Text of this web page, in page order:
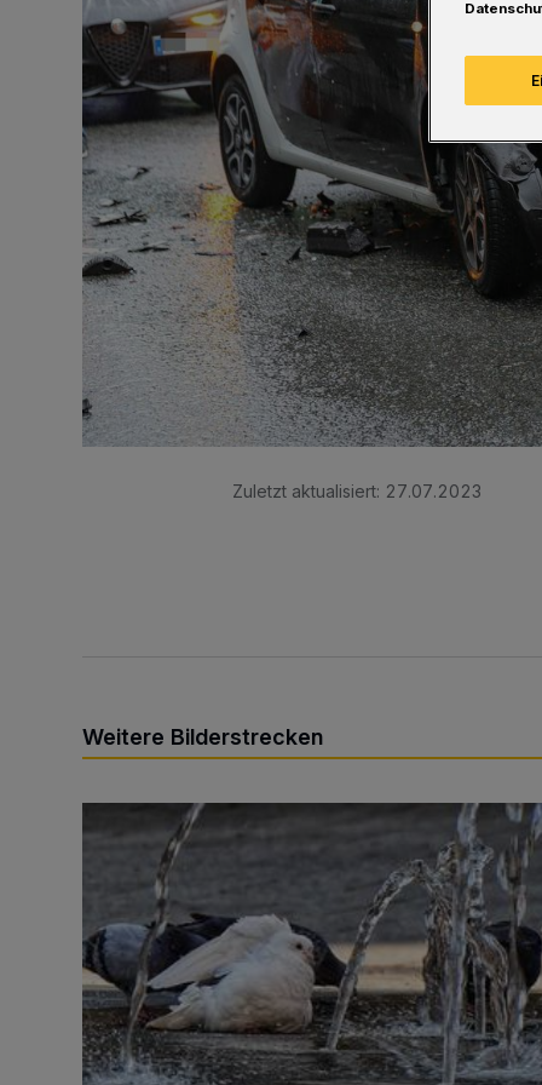
Zuletzt aktualisiert: 27.07.2023
Weitere Bilderstrecken
Sommer in der Elberfelder City